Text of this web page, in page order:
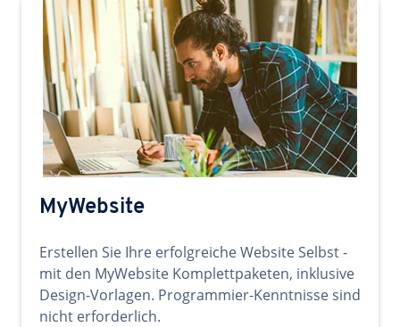
MyWebsite
Erstellen Sie Ihre erfolgreiche Website Selbst -
mit den MyWebsite Komplettpaketen, inklusive
Design-Vorlagen. Programmier-Kenntnisse sind
nicht erforderlich.